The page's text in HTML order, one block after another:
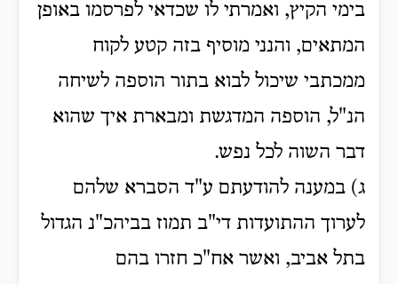
בימי הקיץ, ואמרתי לו שכדאי לפרסמו באופן
המתאים, והנני מוסיף בזה קטע לקוח
ממכתבי שיכול לבוא בתור הוספה לשיחה
הנ"ל, הוספה המדגשת ומבארת איך שהוא
דבר השוה לכל נפש.
ג) במענה להודעתם ע"ד הסברא שלהם
לערוך ההתועדות די"ב תמוז בביהכ"נ הגדול
בתל אביב, ואשר אח"כ חזרו בהם